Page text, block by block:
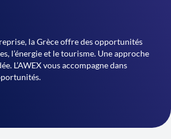
la Grèce offre des opportunités
l’énergie et le tourisme. Une approche
L’AWEX vous accompagne dans